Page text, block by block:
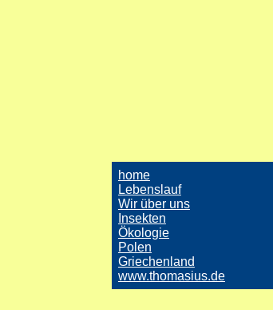
home
Lebenslauf
Wir über uns
Insekten
Ökologie
Polen
Griechenland
www.thomasius.de